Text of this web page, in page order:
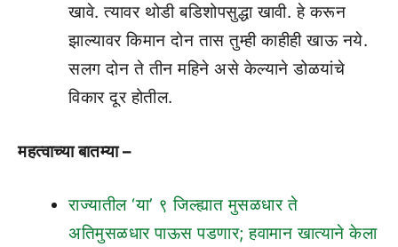
खावे. त्यावर थोडी बडिशोपसुद्धा खावी. हे करून
झाल्यावर किमान दोन तास तुम्ही काहीही खाऊ नये.
सलग दोन ते तीन महिने असे केल्याने डोळयांचे
विकार दूर होतील.
महत्वाच्या बातम्या –
राज्यातील ‘या’ ९ जिल्ह्यात मुसळधार ते
अतिमुसळधार पाऊस पडणार; हवामान खात्याने केला